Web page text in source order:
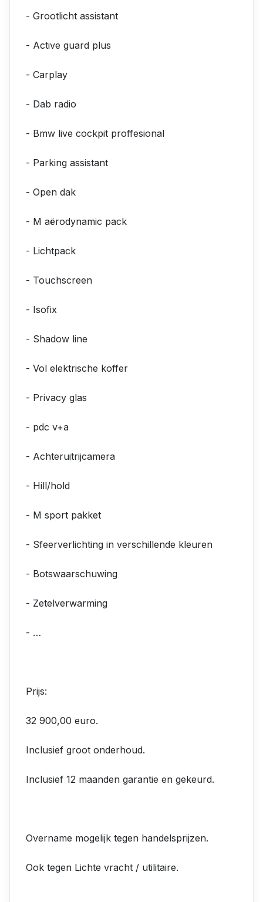
- Grootlicht assistant
- Active guard plus
- Carplay
- Dab radio
- Bmw live cockpit proffesional
- Parking assistant
- Open dak
- M aërodynamic pack
- Lichtpack
- Touchscreen
- Isofix
- Shadow line
- Vol elektrische koffer
- Privacy glas
- pdc v+a
- Achteruitrijcamera
- Hill/hold
- M sport pakket
- Sfeerverlichting in verschillende kleuren
- Botswaarschuwing
- Zetelverwarming
- …
Prijs:
32 900,00 euro.
Inclusief groot onderhoud.
Inclusief 12 maanden garantie en gekeurd.
Overname mogelijk tegen handelsprijzen.
Ook tegen Lichte vracht / utilitaire.